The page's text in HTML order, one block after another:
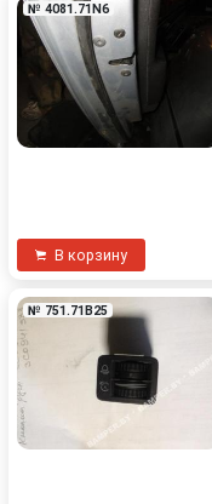
№ 4081.71N6
В корзину
№ 751.71B25